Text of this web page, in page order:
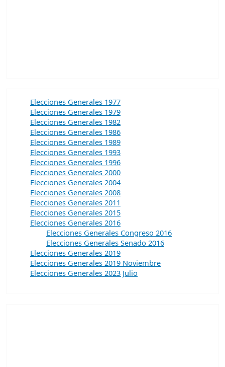
Elecciones Generales 1977
Elecciones Generales 1979
Elecciones Generales 1982
Elecciones Generales 1986
Elecciones Generales 1989
Elecciones Generales 1993
Elecciones Generales 1996
Elecciones Generales 2000
Elecciones Generales 2004
Elecciones Generales 2008
Elecciones Generales 2011
Elecciones Generales 2015
Elecciones Generales 2016
Elecciones Generales Congreso 2016
Elecciones Generales Senado 2016
Elecciones Generales 2019
Elecciones Generales 2019 Noviembre
Elecciones Generales 2023 Julio